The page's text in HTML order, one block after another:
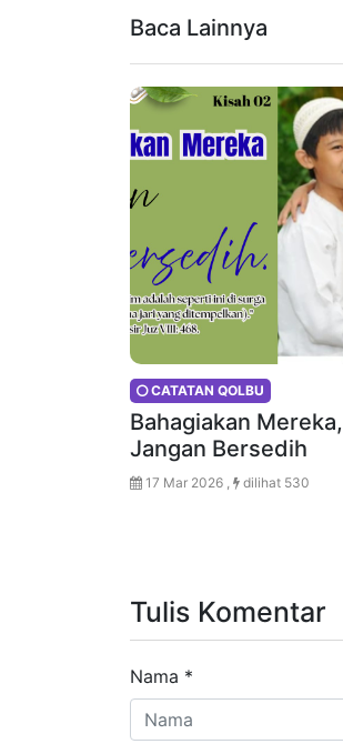
Baca Lainnya
CATATAN QOLBU
Bahagiakan Mereka,
Jangan Bersedih
17 Mar 2026 , dilihat 530
Tulis Komentar
Nama *